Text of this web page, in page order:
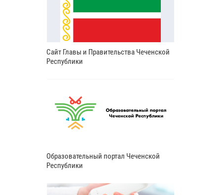
Сайт Главы и Правительства Чеченской
Республики
Образовательный портал Чеченской
Республики